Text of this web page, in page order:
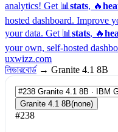
analytics! Get 📊 stats, 🔥
hosted dashboard. Improve
your data. Get 📊 stats, 🔥
your own, self-hosted
uxwizz.com
লিডারবোর্ড → Granite 4.1 8B
Granite 4.1 8B(none)
#238